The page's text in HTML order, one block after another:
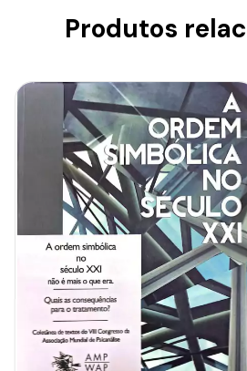
Produtos